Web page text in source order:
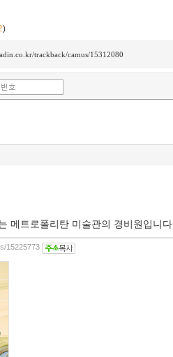
)
trackback/camus/15312080
메트로폴리탄 미술관의 경비원입니다
15225773